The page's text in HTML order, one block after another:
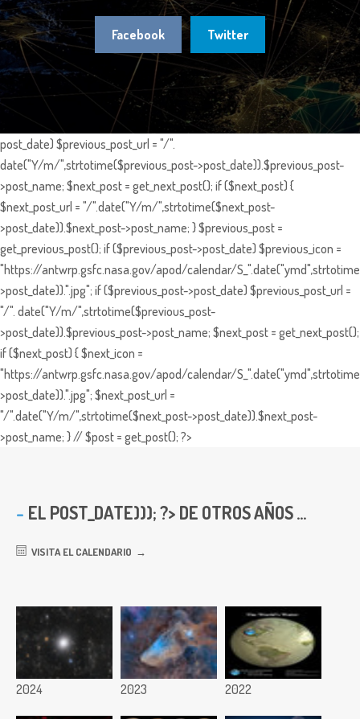
Facebook Twitter
post_date) $previous_post_url = "/".
date("Y/m/",strtotime($previous_post->post_date)).$previous_post-
>post_name; $next_post = get_next_post(); if ($next_post) {
$next_post_url = "/".date("Y/m/",strtotime($next_post-
>post_date)).$next_post->post_name; } $previous_post =
get_previous_post(); if ($previous_post->post_date) $previous_icon =
"https://antwrp.gsfc.nasa.gov/apod/calendar/
>post_date)).".jpg"; if ($previous_post->post_date) $previous_post_url =
"/". date("Y/m/",strtotime($previous_post-
>post_date)).$previous_post->post_name; $next_post = get_next_post();
if ($next_post) { $next_icon =
"https://antwrp.gsfc.nasa.gov/apod/calendar/
>post_date)).".jpg"; $next_post_url =
"/".date("Y/m/",strtotime($next_post->post_date)).$next_post-
>post_name; } // $post = get_post(); ?>
EL POST_DATE))); ?> DE OTROS AÑOS ...
VISITA EL CALENDARIO
2024 2023 2022